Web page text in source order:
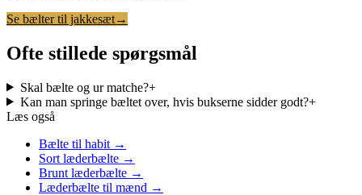
Se bælter til jakkesæt→
Ofte stillede spørgsmål
Skal bælte og ur matche?+
Kan man springe bæltet over, hvis bukserne sidder godt?+
Læs også
Bælte til habit →
Sort læderbælte →
Brunt læderbælte →
Læderbælte til mænd →